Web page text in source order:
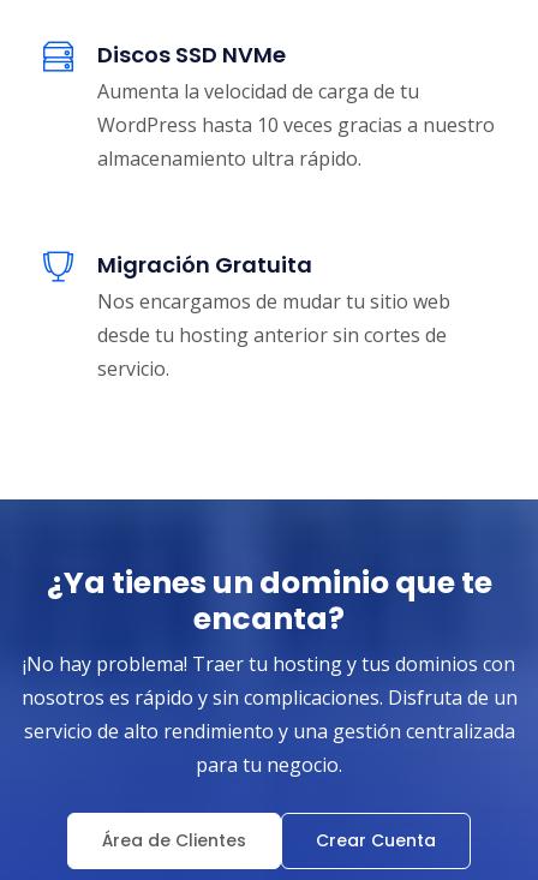
Discos SSD NVMe
Aumenta la velocidad de carga de tu
WordPress hasta 10 veces gracias a nuestro
almacenamiento ultra rápido.
Migración Gratuita
Nos encargamos de mudar tu sitio web
desde tu hosting anterior sin cortes de
servicio.
¿Ya tienes un dominio que te
encanta?
¡No hay problema! Traer tu hosting y tus dominios con
nosotros es rápido y sin complicaciones. Disfruta de un
servicio de alto rendimiento y una gestión centralizada
para tu negocio.
Área de Clientes Crear Cuenta